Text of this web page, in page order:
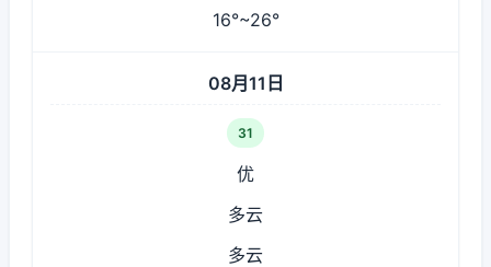
16°~26°
08月11日
31
优
多云
多云